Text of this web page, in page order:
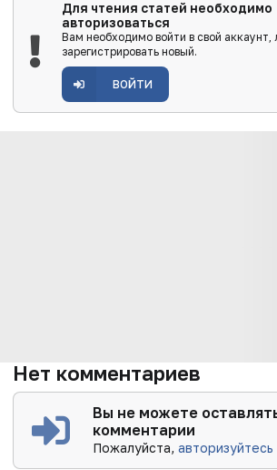
Для чтения статей необходимо
авторизоваться
Вам необходимо войти в свой аккаунт,
зарегистрировать новый.
ВОЙТИ
Нет комментариев
Вы не можете
комментарии
Пожалуйста,авторизуйтесь